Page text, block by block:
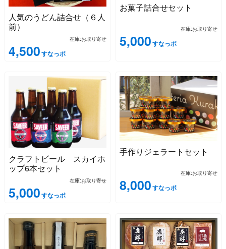
人気のうどん詰合せ（６人
前）
在庫:お取り寄せ
4,500すなっポ
お菓子詰合せセット
在庫:お取り寄せ
5,000すなっポ
クラフトビール スカイホ
ップ6本セット
在庫:お取り寄せ
5,000すなっポ
手作りジェラートセット
在庫:お取り寄せ
8,000すなっポ